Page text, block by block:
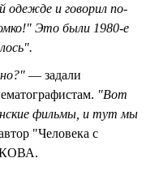
одежде и говорил по-
Это были 1980-е
— задали
"Вот
фильмы, и тут мы
"Человека с